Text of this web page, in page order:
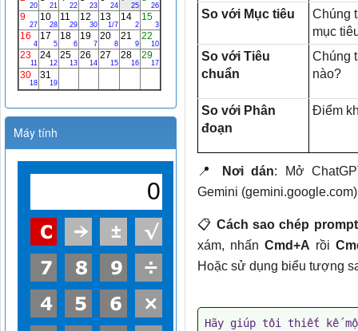
So với Mục tiêu
Chúng
mục
So với Tiêu
chuẩn
Chúng
nào?
So với Phân
đoạn
Điểm
📍 Nơi dán: Mở
Gemini
📋 Cách sao chép
xám, nhấn Cmd+A rồi
Hoặc sử dụng biểu tượng
Hãy giúp tôi thiết kế
Máy tính